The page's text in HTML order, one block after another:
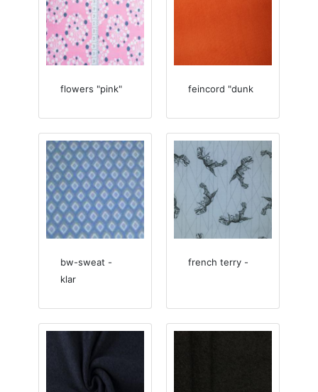
flowers "pink" feincord "dunk
bw-sweat -
klar
french terry -